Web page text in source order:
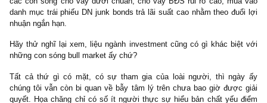
Tâm lý đố kỵ, tâm lý sợ bỏ lỡ cơ hội, tâm lý sợ bị vượt mặt
hằn sâu thì thời tiền sử của loài người. Và chúng tôi ngờ
hàng triệu, hàng nghìn năm, chúng ta có chút nào tiến hóa
đổi (!)